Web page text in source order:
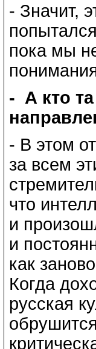
- Значит,
пока мы
- А кто
- В этом
за всем
что
и
и
как
Когда
русская